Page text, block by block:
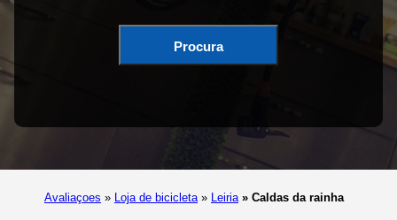
Procura
Avaliaçoes » Loja de bicicleta » Leiria » Caldas da rainha